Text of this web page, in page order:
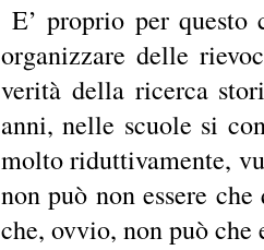
E’ proprio per
organizzare delle
verità della ricerca
anni, nelle scuole si
molto riduttivamente,
non può non essere
che, ovvio, non può che